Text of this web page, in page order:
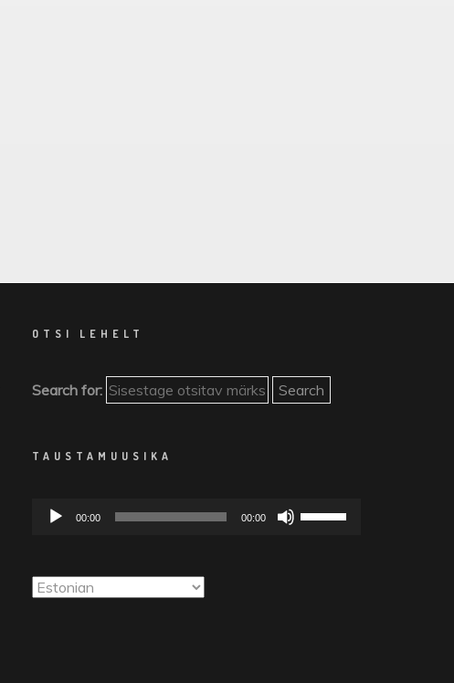
OTSI LEHELT
Search for:
TAUSTAMUUSIKA
Audioesitaja
00:00 00:00
Helitugevuse